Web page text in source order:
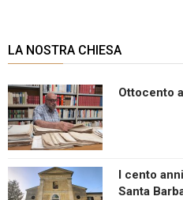
LA NOSTRA CHIESA
Ottocento
I cento
Santa